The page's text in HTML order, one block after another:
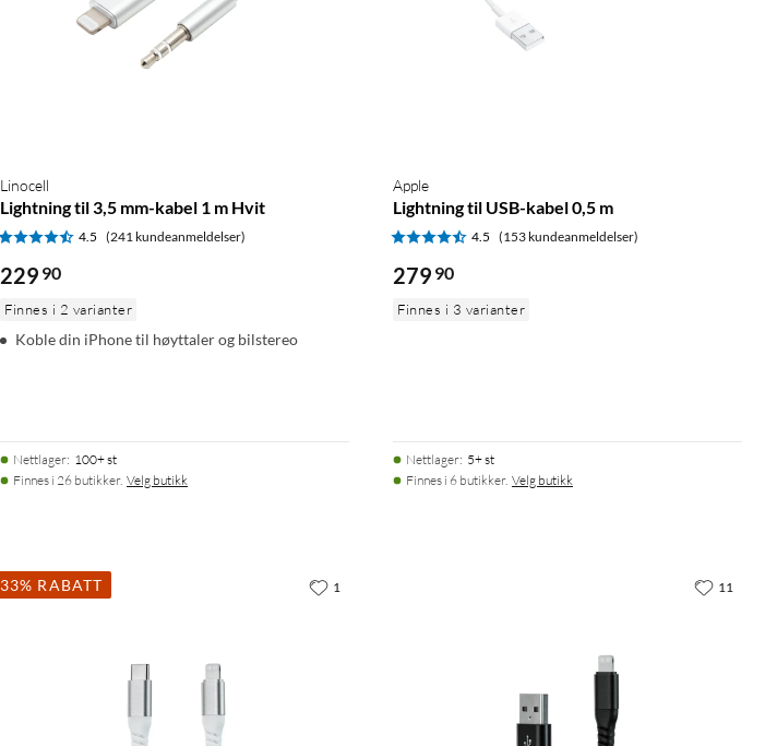
Linocell
Lightning til 3,5 mm-kabel 1 m Hvit
4.5 (241 kundeanmeldelser)
229 90
Finnes i 2 varianter
Koble din iPhone til høyttaler og bilstereo
Nettlager: 100+ st
Finnes i 26 butikker. Velg butikk
Apple
Lightning til USB-kabel 0,5 m
4.5 (153 kundeanmeldelser)
279 90
Finnes i 3 varianter
Nettlager: 5+ st
Finnes i 6 butikker. Velg butikk
33% RABATT 1 11